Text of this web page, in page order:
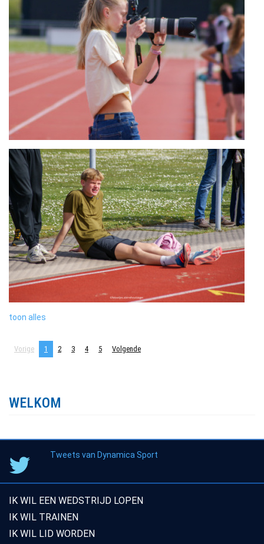
toon alles
Vorige 1 2 3 4 5 Volgende
WELKOM
Tweets van Dynamica Sport
IK WIL EEN WEDSTRIJD LOPEN
IK WIL TRAINEN
IK WIL LID WORDEN